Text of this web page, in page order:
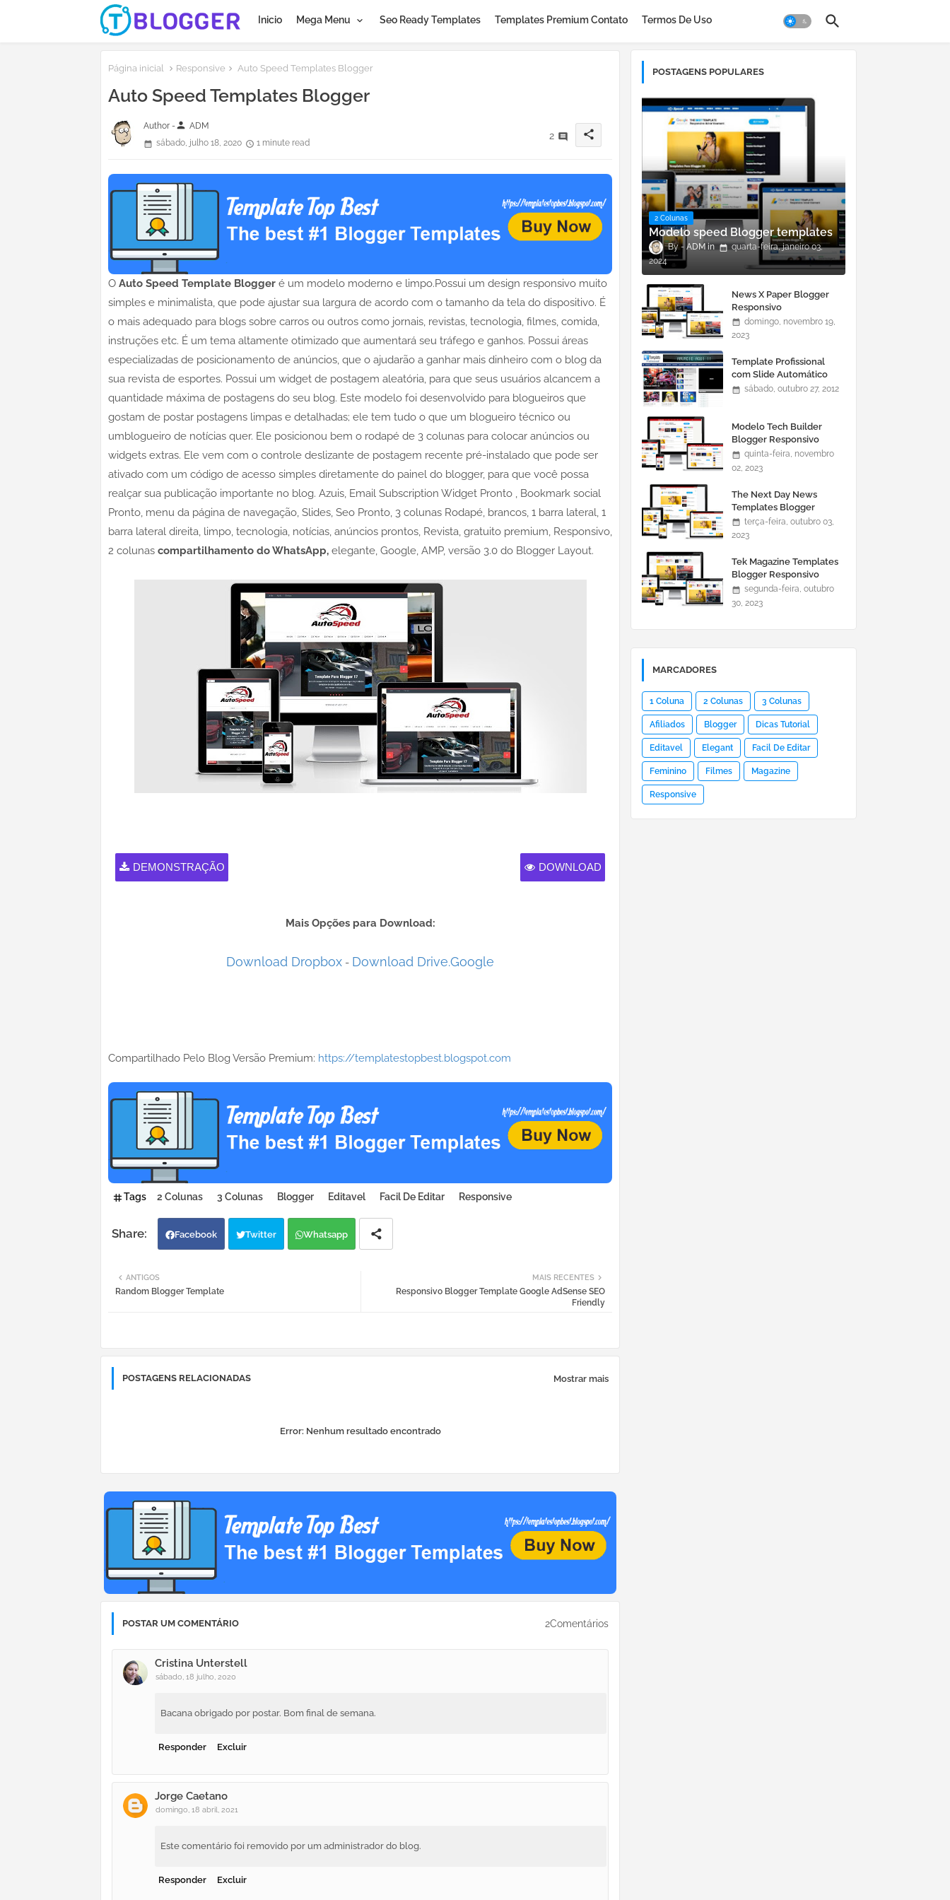
Inicio Mega Menu Seo Ready Templates Templates Premium Contato Termos De Uso
Página inicial Responsive Auto Speed Templates Blogger
Auto Speed Templates Blogger
Author -person ADM
sábado, julho 18, 2020
1 minute read
2 share
O Auto Speed Template Blogger é um modelo moderno e limpo.Possui um design responsivo muito
simples e minimalista, que pode ajustar sua largura de acordo com o tamanho da tela do dispositivo. É
o mais adequado para blogs sobre carros ou outros como jornais, revistas, tecnologia, filmes, comida,
instruções etc. É um tema altamente otimizado que aumentará seu tráfego e ganhos. Possui áreas
especializadas de posicionamento de anúncios, que o ajudarão a ganhar mais dinheiro com o blog da
sua revista de esportes. Possui um widget de postagem aleatória, para que seus usuários alcancem a
quantidade máxima de postagens do seu blog. Este modelo foi desenvolvido para blogueiros que
gostam de postar postagens limpas e detalhadas; ele tem tudo o que um blogueiro técnico ou
umblogueiro de notícias quer. Ele posicionou bem o rodapé de 3 colunas para colocar anúncios ou
widgets extras. Ele vem com o controle deslizante de postagem recente pré-instalado que pode ser
ativado com um código de acesso simples diretamente do painel do blogger, para que você possa
realçar sua publicação importante no blog. Azuis, Email Subscription Widget Pronto , Bookmark social
Pronto, menu da página de navegação, Slides, Seo Pronto, 3 colunas Rodapé, brancos, 1 barra lateral, 1
barra lateral direita, limpo, tecnologia, notícias, anúncios prontos, Revista, gratuito premium, Responsivo,
2 colunas compartilhamento do WhatsApp, elegante, Google, AMP, versão 3.0 do Blogger Layout.
DOWNLOAD
DEMONSTRAÇÃO
Mais Opções para Download:
Download Dropbox - Download Drive.Google
Compartilhado Pelo Blog Versão Premium: https://templatestopbest.blogspot.com
Tags 2 Colunas 3 Colunas Blogger Editavel Facil De Editar Responsive
Facebook Twitter Whatsapp
MAIS RECENTES
Responsivo Blogger Template Google AdSense SEO
Friendly
ANTIGOS
Random Blogger Template
POSTAGENS RELACIONADAS Mostrar mais
Error: Nenhum resultado encontrado
POSTAR UM COMENTÁRIO 2Comentários
Cristina Unterstell
sábado, 18 julho, 2020
Bacana obrigado por postar. Bom final de semana.
Responder Excluir
Jorge Caetano
domingo, 18 abril, 2021
Este comentário foi removido por um administrador do blog.
Responder Excluir
POSTAGENS POPULARES
2 Colunas
Modelo speed Blogger templates
ADM
quarta-feira, janeiro 03,
2024
News X Paper Blogger
Responsivo
domingo, novembro 19,
2023
Template Profissional
com Slide Automático
0465sábado, outubro 27, 2012
Modelo Tech Builder
Blogger Responsivo
quinta-feira, novembro
02, 2023
The Next Day News
Templates Blogger
Responsivo
terça-feira, outubro 03,
2023
Tek Magazine Templates
Blogger Responsivo
segunda-feira, outubro
30, 2023
MARCADORES
1 Coluna 2 Colunas 3 Colunas
Afiliados Blogger Dicas Tutorial
Editavel Elegant Facil De Editar
Feminino Filmes Magazine
Responsive